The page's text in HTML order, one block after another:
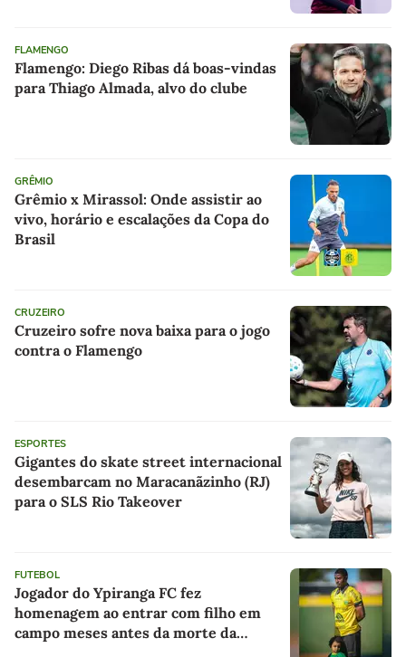
FLAMENGO
Flamengo: Diego Ribas dá boas-vindas
para Thiago Almada, alvo do clube
GRÊMIO
Grêmio x Mirassol: Onde assistir ao
vivo, horário e escalações da Copa do
Brasil
CRUZEIRO
Cruzeiro sofre nova baixa para o jogo
contra o Flamengo
ESPORTES
Gigantes do skate street internacional
desembarcam no Maracanãzinho (RJ)
para o SLS Rio Takeover
FUTEBOL
Jogador do Ypiranga FC fez
homenagem ao entrar com filho em
campo meses antes da morte da